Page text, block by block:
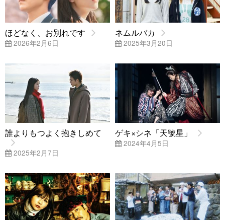
ほどなく、お別れです
2026年2月6日
ネムルバカ
2025年3月20日
誰よりもつよく抱きしめて
2025年2月7日
ゲキ×シネ「天號星」
2024年4月5日